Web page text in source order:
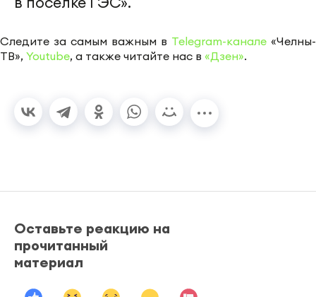
Следите за самым важным в Telegram-канале «Челны-
ТВ», Youtube, а также читайте нас в «Дзен».
Оставьте реакцию на
прочитанный
материал